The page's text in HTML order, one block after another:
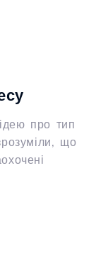
про тип
що